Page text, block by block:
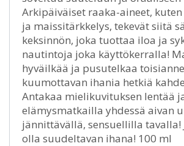
Arkipäiväiset raaka-aineet,
ja maissitärkkelys, tekevät siitä
keksinnön, joka tuottaa iloa ja
nautintoja joka käyttökerralla!
hyväilkää ja pusutelkaa
kuumottavan ihania hetkiä
Antakaa mielikuvituksen lentää
elämysmatkailla yhdessä aivan
jännittävällä, sensuellilla tavalla!
olla suudeltavan ihana! 100 ml